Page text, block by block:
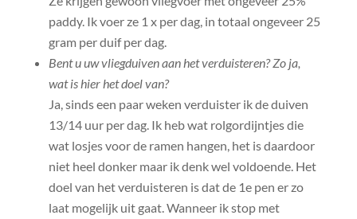
paddy. Ik voer ze 1 x per dag, in totaal ongeveer 25
gram per duif per dag.
Bent u uw vliegduiven aan het verduisteren? Zo ja,
wat is hier het doel van?
Ja, sinds een paar weken verduister ik de duiven
13/14 uur per dag. Ik heb wat rolgordijntjes die
wat losjes voor de ramen hangen, het is daardoor
niet heel donker maar ik denk wel voldoende. Het
doel van het verduisteren is dat de 1e pen er zo
laat mogelijk uit gaat. Wanneer ik stop met